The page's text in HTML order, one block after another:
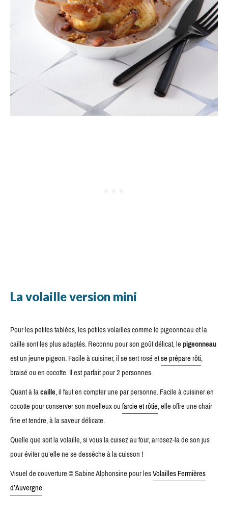
La volaille version mini
Pour les petites tablées, les petites volailles comme le pigeonneau et la
caille sont les plus adaptés. Reconnu pour son goût délicat, lepigeonneau
est un jeune pigeon. Facile à cuisiner, il se sert rosé etse prépare rôti,
braisé ou en cocotte. Il est parfait pour 2 personnes.
Quant à lacaille, il faut en compter une par personne. Facile à cuisiner en
cocotte pour conserver son moelleux oufarcie et rôtie, elle offre une chair
fine et tendre, à la saveur délicate.
Quelle que soit la volaille, si vous la cuisez au four, arrosez-la de son jus
pour éviter qu’elle ne se dessèche à la cuisson !
Visuel de couverture © Sabine Alphonsine pour lesVolailles Fermières
d’Auvergne